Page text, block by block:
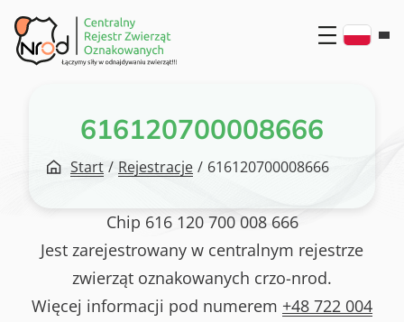
Przejdź
do
treści
616120700008666
Start / Rejestracje / 616120700008666
Chip 616 120 700 008 666
Jest zarejestrowany w centralnym rejestrze
zwierząt oznakowanych crzo-nrod.
Więcej informacji pod numerem +48 722 004